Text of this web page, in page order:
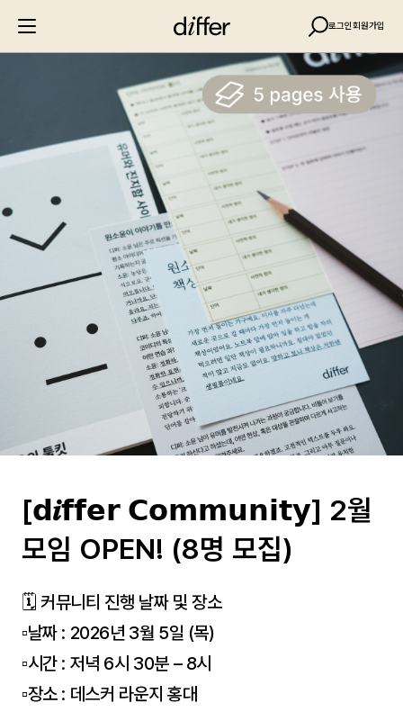
로그인회원가입
[𝗱𝒊𝗳𝗳𝗲𝗿 𝗖𝗼𝗺𝗺𝘂𝗻𝗶𝘁𝘆] 2월
모임 OPEN! (8명 모집)
🗓️ 커뮤니티 진행 날짜 및 장소
▫️날짜 : 2026년 3월 5일 (목)
▫️시간 : 저녁 6시 30분 – 8시
▫️장소 : 데스커 라운지 홍대